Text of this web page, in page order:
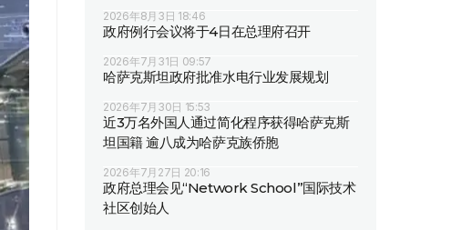
2026年8月3日 18:46
政府例行会议将于4日在总理府召开
2026年7月31日 09:57
哈萨克斯坦政府批准水电行业发展规划
2026年7月30日 15:53
近3万名外国人通过简化程序获得哈萨克斯
坦国籍 逾八成为哈萨克族侨胞
2026年7月27日 20:16
政府总理会见“Network School”国际技术
社区创始人